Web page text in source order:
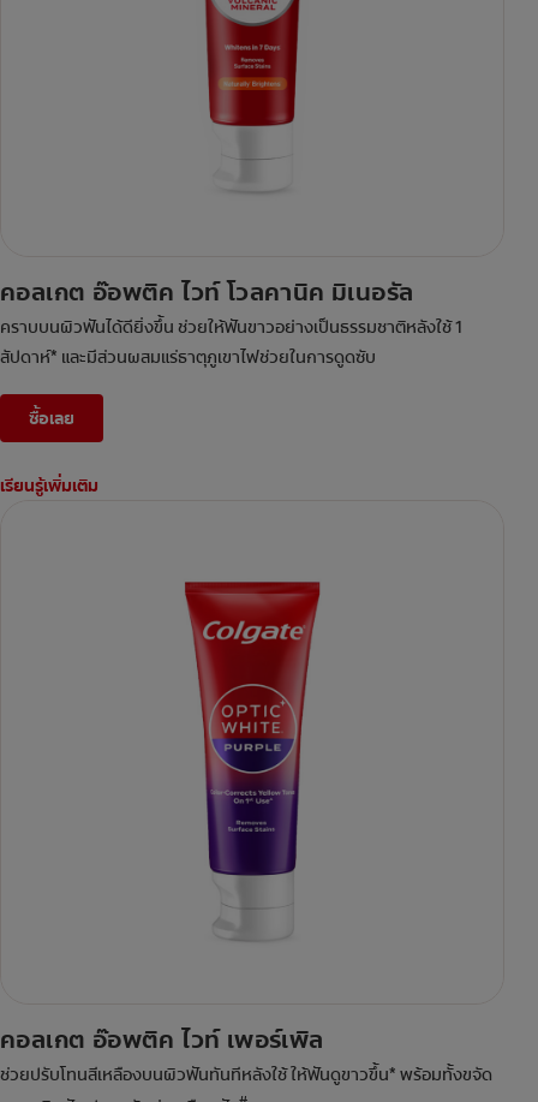
คอลเกต อ๊อพติค ไวท์ โวลคานิค มิเนอรัล
คราบบนผิวฟันได้ดียิ่งขึ้น ช่วยให้ฟันขาวอย่างเป็นธรรมชาติหลังใช้ 1
สัปดาห์* และมีส่วนผสมแร่ธาตุภูเขาไฟช่วยในการดูดซับ
ซื้อเลย
เรียนรู้เพิ่มเติม
คอลเกต อ๊อพติค ไวท์ เพอร์เพิล
ช่วยปรับโทนสีเหลืองบนผิวฟันทันทีหลังใช้ ให้ฟันดูขาวขึ้น* พร้อมทั้งขจัด